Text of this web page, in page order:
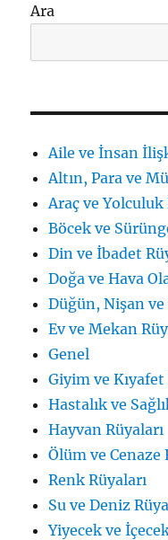
Ara
Aile ve İnsan
Altın, Para ve
Araç ve Yolculuk
Böcek ve
Din ve İbadet
Doğa ve Hava
Düğün, Nişan
Ev ve Mekan
Genel
Giyim ve Kıyafet
Hastalık ve
Hayvan Rüyaları
Ölüm ve Cenaze
Renk Rüyaları
Su ve Deniz
Yiyecek ve